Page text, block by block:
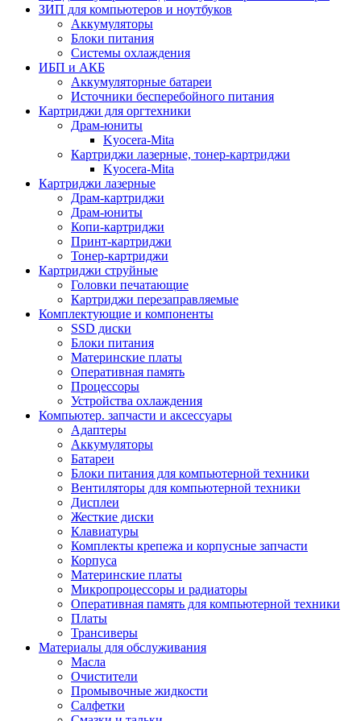
ЗИП для компьютеров и ноутбуков
Аккумуляторы
Блоки питания
Системы охлаждения
ИБП и АКБ
Аккумуляторные батареи
Источники бесперебойного питания
Картриджи для оргтехники
Драм-юниты
Kyocera-Mita
Картриджи лазерные, тонер-картриджи
Kyocera-Mita
Картриджи лазерные
Драм-картриджи
Драм-юниты
Копи-картриджи
Принт-картриджи
Тонер-картриджи
Картриджи струйные
Головки печатающие
Картриджи перезаправляемые
Комплектующие и компоненты
SSD диски
Блоки питания
Материнские платы
Оперативная память
Процессоры
Устройства охлаждения
Компьютер. запчасти и аксессуары
Адаптеры
Аккумуляторы
Батареи
Блоки питания для компьютерной техники
Вентиляторы для компьютерной техники
Дисплеи
Жесткие диски
Клавиатуры
Комплекты крепежа и корпусные запчасти
Корпуса
Материнские платы
Микропроцессоры и радиаторы
Оперативная память для компьютерной техники
Платы
Трансиверы
Материалы для обслуживания
Масла
Очистители
Промывочные жидкости
Салфетки